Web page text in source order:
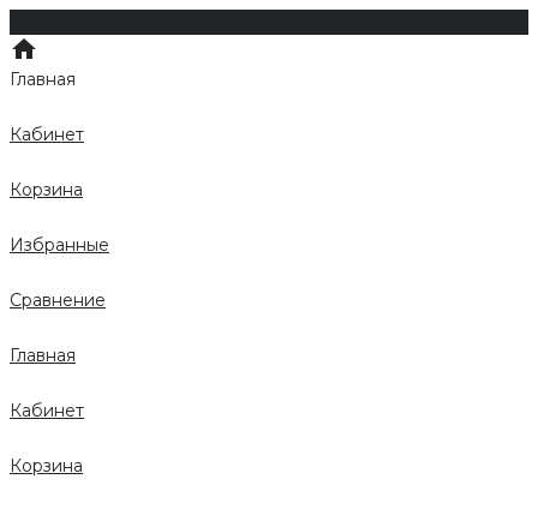
Главная
Кабинет
Корзина
Избранные
Сравнение
Главная
Кабинет
Корзина